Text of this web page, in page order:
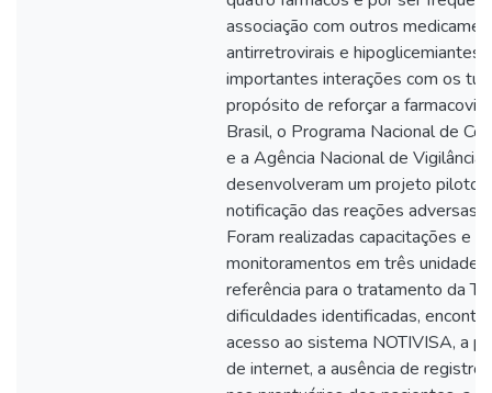
associação com outros
antirretrovirais e hipoglicemiantes,
importantes interações com os
propósito de reforçar a
Brasil, o Programa Nacional de
e a Agência Nacional de Vigilância
desenvolveram um projeto piloto
notificação das reações adversas
Foram realizadas capacitações e
monitoramentos em três
referência para o tratamento da
dificuldades identificadas,
acesso ao sistema NOTIVISA, a
de internet, a ausência de registro